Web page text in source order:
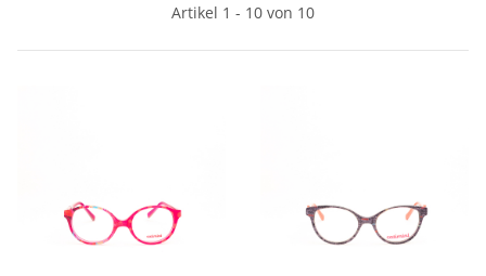
Artikel 1 - 10 von 10